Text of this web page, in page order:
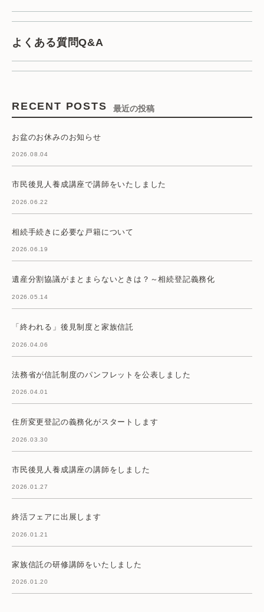
よくある質問Q&A
RECENT POSTS 最近の投稿
お盆のお休みのお知らせ
2026.08.04
市民後見人養成講座で講師をいたしました
2026.06.22
相続手続きに必要な戸籍について
2026.06.19
遺産分割協議がまとまらないときは？～相続登記義務化
2026.05.14
「終われる」後見制度と家族信託
2026.04.06
法務省が信託制度のパンフレットを公表しました
2026.04.01
住所変更登記の義務化がスタートします
2026.03.30
市民後見人養成講座の講師をしました
2026.01.27
終活フェアに出展します
2026.01.21
家族信託の研修講師をいたしました
2026.01.20